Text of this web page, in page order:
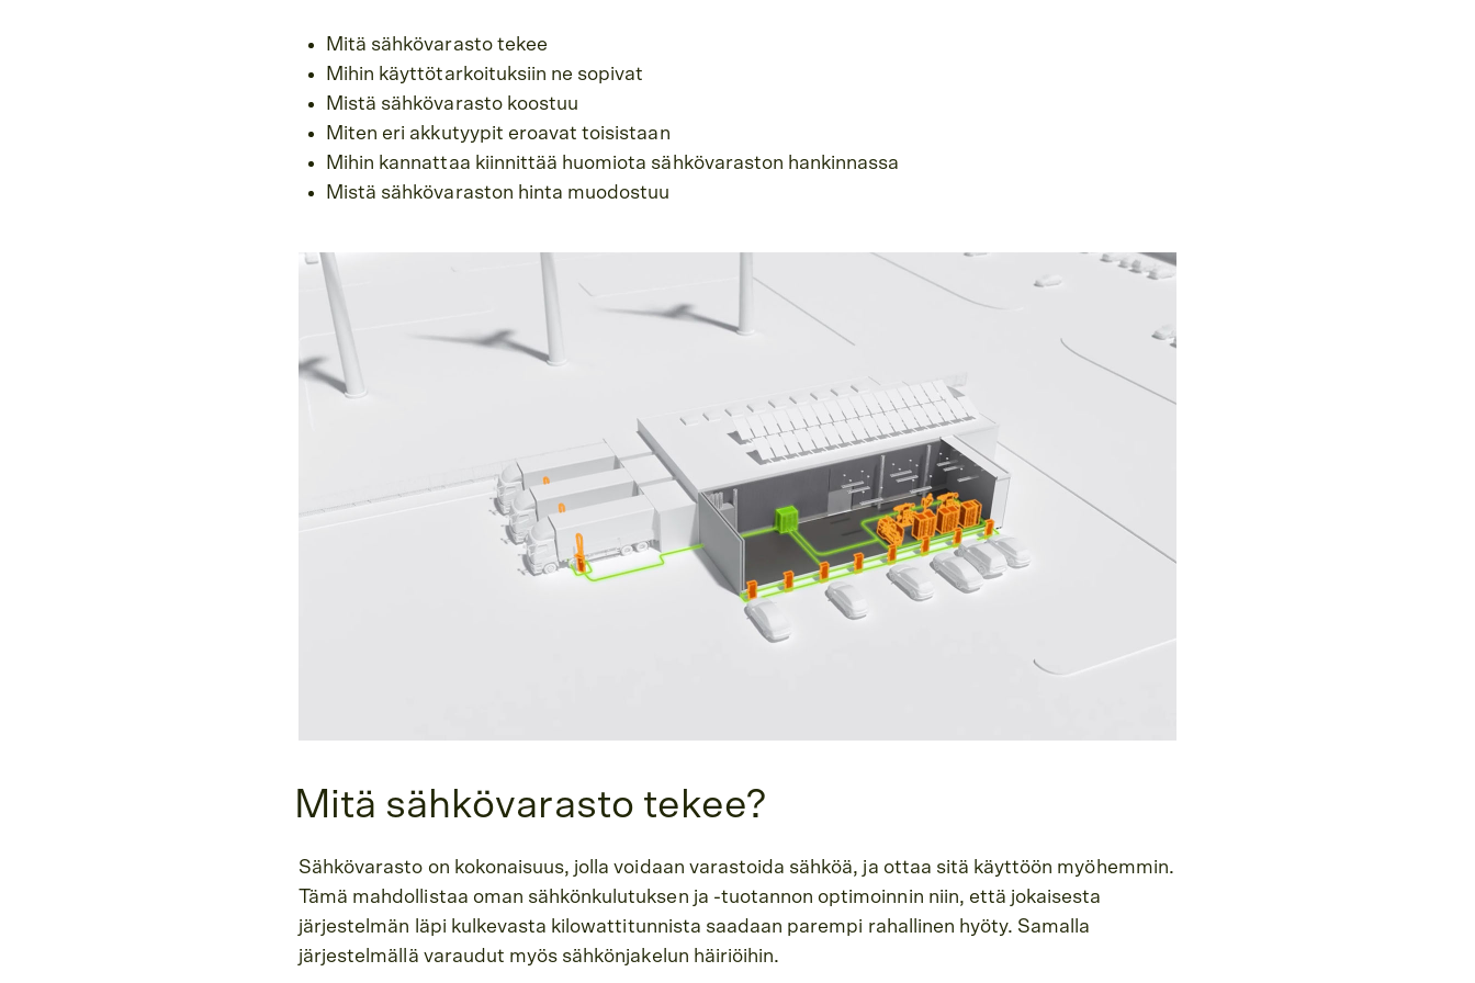
Mitä sähkövarasto tekee
Mihin käyttötarkoituksiin ne sopivat
Mistä sähkövarasto koostuu
Miten eri akkutyypit eroavat toisistaan
Mihin kannattaa kiinnittää huomiota sähkövaraston hankinnassa
Mistä sähkövaraston hinta muodostuu
Mitä sähkövarasto tekee?
Sähkövarasto on kokonaisuus, jolla voidaan varastoida sähköä, ja ottaa sitä käyttöön myöhemmin.
Tämä mahdollistaa oman sähkönkulutuksen ja -tuotannon optimoinnin niin, että jokaisesta
järjestelmän läpi kulkevasta kilowattitunnista saadaan parempi rahallinen hyöty. Samalla
järjestelmällä varaudut myös sähkönjakelun häiriöihin.